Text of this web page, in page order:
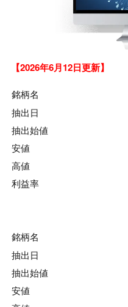
【2026年6月12日更新】
銘柄名
抽出日
抽出始値
安値
高値
利益率
銘柄名
抽出日
抽出始値
安値